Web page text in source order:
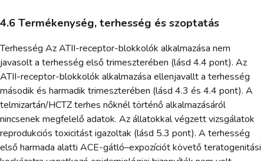
4.6 Termékenység, terhesség és szoptatás
Terhesség Az ATII-receptor-blokkolók alkalmazása nem
javasolt a terhesség első trimeszterében (lásd 4.4 pont). Az
ATII-receptor-blokkolók alkalmazása ellenjavallt a terhesség
második és harmadik trimeszterében (lásd 4.3 és 4.4 pont). A
telmizartán/HCTZ terhes nőknél történő alkalmazásáról
nincsenek megfelelő adatok. Az állatokkal végzett vizsgálatok
reprodukciós toxicitást igazoltak (lásd 5.3 pont). A terhesség
első harmada alatti ACE-gátló–expozíciót követő teratogenitási